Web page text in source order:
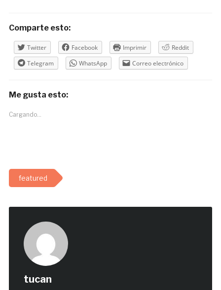
Comparte esto:
Twitter Facebook Imprimir
Reddit
Telegram
WhatsApp Correo electrónico
Me gusta esto:
Cargando...
featured
tucan